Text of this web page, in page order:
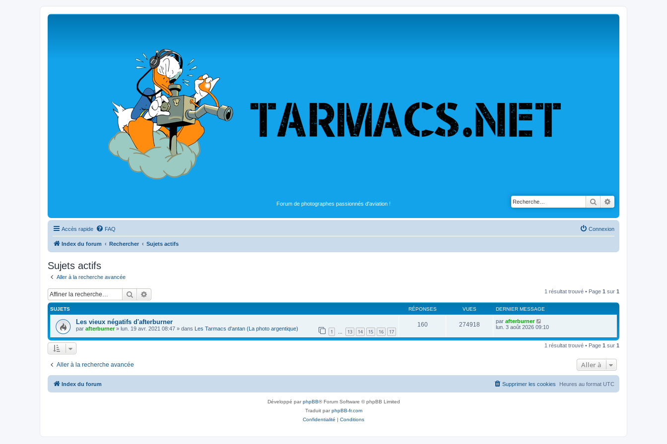
Forum de photographes passionnés d'aviation ! Rechercher
Accès rapide FAQ Connexion
Index du forum Rechercher Sujets actifs
Sujets actifs
Aller à la recherche avancée
Rechercher 1 résultat trouvé • Page 1 sur 1
SUJETS RÉPONSES VUES DERNIER MESSAGE
Les vieux négatifs d'afterburner
par afterburner» lun. 19 avr. 2021 08:47 » dans Les Tarmacs d'antan (La photo argentique) 1 … 13 14 15 16 17
160 274918 par afterburner
lun. 3 août 2026 09:10
1 résultat trouvé • Page 1 sur 1
Aller à la recherche avancée Aller à
Index du forum Heures au format UTC
Supprimer les cookies
Développé parphpBB® Forum Software © phpBB Limited
Traduit parphpBB-fr.com
Confidentialité | Conditions